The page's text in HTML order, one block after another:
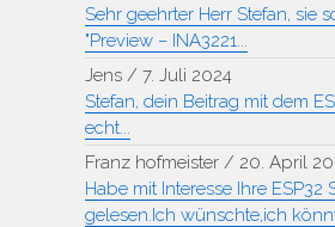
Sehr geehrter Herr Stefan, sie
"Preview – INA3221...
Jens / 7. Juli 2024
Stefan, dein Beitrag mit dem
echt...
Franz hofmeister / 20. April
Habe mit Interesse Ihre ESP32
gelesen.Ich wünschte,ich